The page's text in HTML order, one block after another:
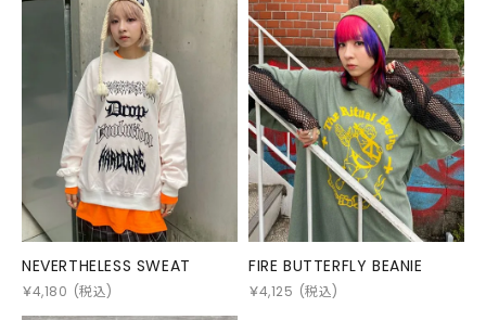
NEVERTHELESS SWEAT
￥4,180 (税込)
FIRE BUTTERFLY BEANIE
￥4,125 (税込)